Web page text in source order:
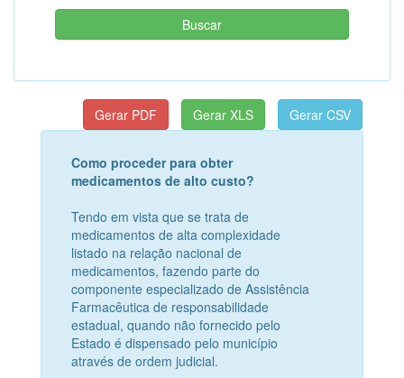
Como proceder para obter
medicamentos de alto custo?
Tendo em vista que se trata de
medicamentos de alta complexidade
listado na relação nacional de
medicamentos, fazendo parte do
componente especializado de Assistência
Farmacêutica de responsabilidade
estadual, quando não fornecido pelo
Estado é dispensado pelo município
através de ordem judicial.